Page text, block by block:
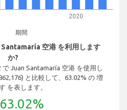
2020
期間
空港 を利用します
か?
Juan Santamaría 空港 を使用し
と比較して、63.02% の 増
を表します。
63.02%